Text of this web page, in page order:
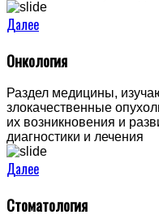
Далее
Онкология
Раздел медицины,
злокачественные
их возникновения и
диагностики и лечения
Далее
Стоматология